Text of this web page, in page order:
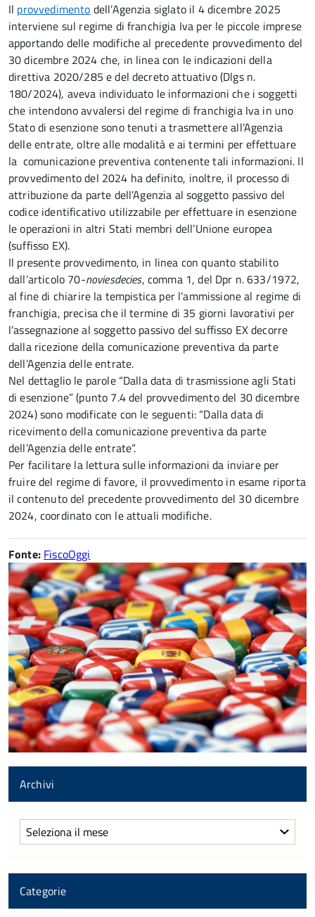
Il provvedimento dell’Agenzia siglato il 4 dicembre 2025
interviene sul regime di franchigia Iva per le piccole imprese
apportando delle modifiche al precedente provvedimento del
30 dicembre 2024 che, in linea con le indicazioni della
direttiva 2020/285 e del decreto attuativo (Dlgs n.
180/2024), aveva individuato le informazioni che i soggetti
che intendono avvalersi del regime di franchigia Iva in uno
Stato di esenzione sono tenuti a trasmettere all’Agenzia
delle entrate, oltre alle modalità e ai termini per effettuare
la comunicazione preventiva contenente tali informazioni. Il
provvedimento del 2024 ha definito, inoltre, il processo di
attribuzione da parte dell’Agenzia al soggetto passivo del
codice identificativo utilizzabile per effettuare in esenzione
le operazioni in altri Stati membri dell’Unione europea
(suffisso EX).
Il presente provvedimento, in linea con quanto stabilito
dall’articolo 70-noviesdecies, comma 1, del Dpr n. 633/1972,
al fine di chiarire la tempistica per l’ammissione al regime di
franchigia, precisa che il termine di 35 giorni lavorativi per
l’assegnazione al soggetto passivo del suffisso EX decorre
dalla ricezione della comunicazione preventiva da parte
dell’Agenzia delle entrate.
Nel dettaglio le parole “Dalla data di trasmissione agli Stati
di esenzione” (punto 7.4 del provvedimento del 30 dicembre
2024) sono modificate con le seguenti: “Dalla data di
ricevimento della comunicazione preventiva da parte
dell’Agenzia delle entrate”.
Per facilitare la lettura sulle informazioni da inviare per
fruire del regime di favore, il provvedimento in esame riporta
il contenuto del precedente provvedimento del 30 dicembre
2024, coordinato con le attuali modifiche.
Fonte: FiscoOggi
Archivi
Archivi
Categorie